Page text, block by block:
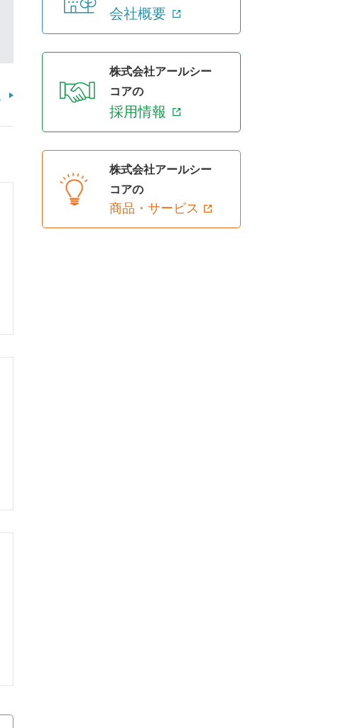
会社概要
株式会社アールシー
コアの
採用情報
株式会社アールシー
コアの
商品・サービス